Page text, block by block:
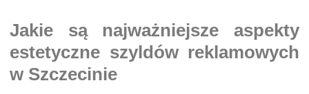
Jakie są najważniejsze aspekty
estetyczne szyldów reklamowych
w Szczecinie